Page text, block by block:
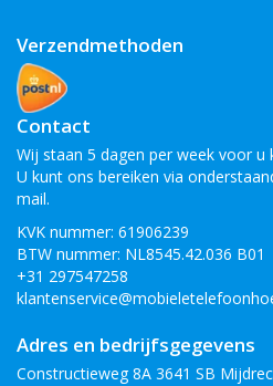
Verzendmethoden
Contact
Wij staan 5 dagen per week voor u
U kunt ons bereiken via
mail.
KVK nummer: 61906239
BTW nummer: NL8545.42.036 B01
+31 297547258
Adres en bedrijfsgegevens
Constructieweg 8A 3641 SB